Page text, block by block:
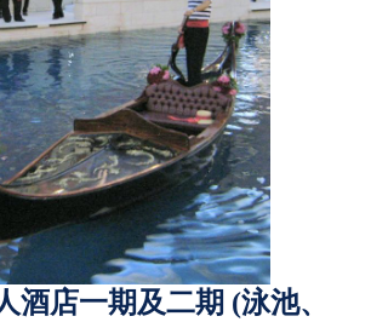
酒店一期及二期 (泳池、